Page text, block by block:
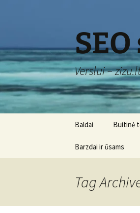
Verslui –
Baldai Buitinė
Barzdai ir ūsams
Tag